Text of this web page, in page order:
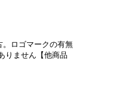
ロゴマークの有無
りません【他商品